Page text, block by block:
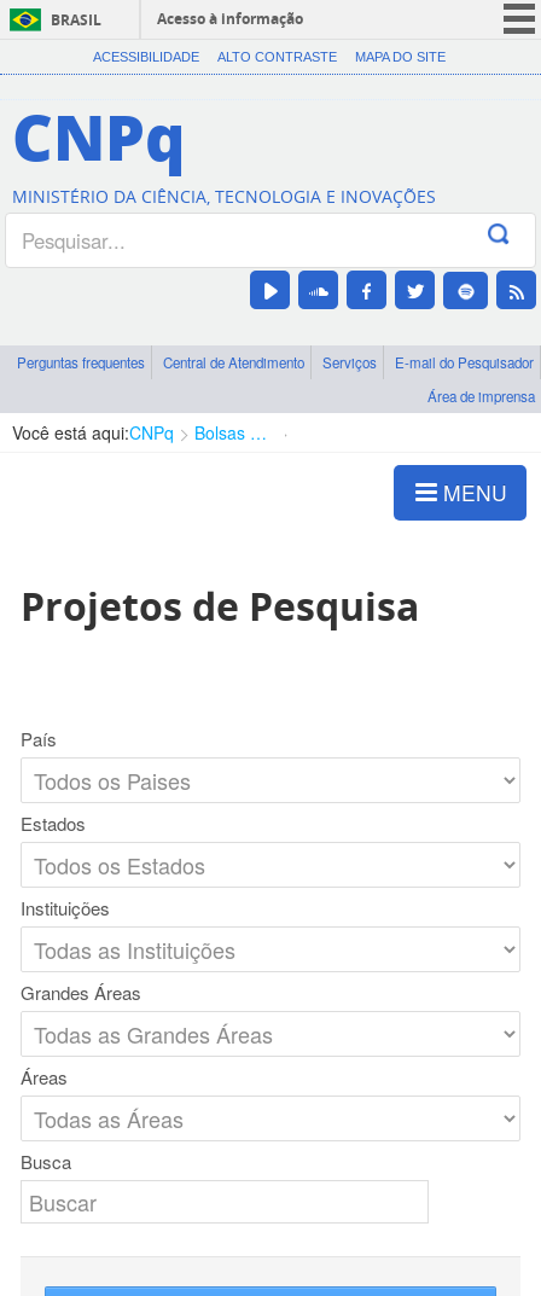
BRASIL
Acesso à informação
CORONAVÍRUS (COVID-19)
Canais
ACESSIBILIDADE ALTO CONTRASTE MAPA DO SITE
CNPq
MINISTÉRIO DA CIÊNCIA, TECNOLOGIA E INOVAÇÕES
Perguntas frequentes Central de Atendimento Serviços
E-mail do Pesquisador
Área de imprensa
Você está aqui:CNPq Bolsas e Auxílios Vigentes
MENU
Projetos de Pesquisa
País
Estados
Instituições
Grandes Áreas
Áreas
Busca